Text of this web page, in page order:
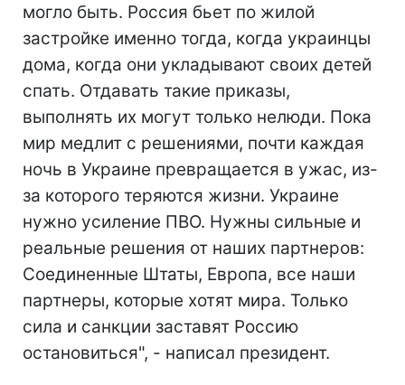
могло быть. Россия бьет по жилой
застройке именно тогда, когда украинцы
дома, когда они укладывают своих детей
спать. Отдавать такие приказы,
выполнять их могут только нелюди. Пока
мир медлит с решениями, почти каждая
ночь в Украине превращается в ужас, из-
за которого теряются жизни. Украине
нужно усиление ПВО. Нужны сильные и
реальные решения от наших партнеров:
Соединенные Штаты, Европа, все наши
партнеры, которые хотят мира. Только
сила и санкции заставят Россию
остановиться", - написал президент.